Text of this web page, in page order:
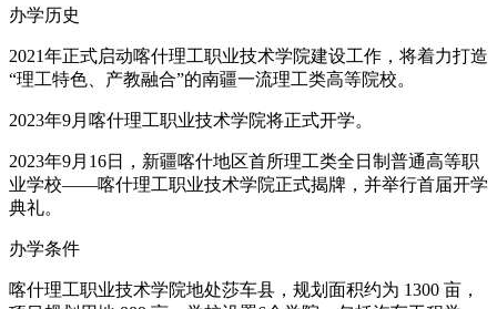
办学历史
2021年正式启动喀什理工职业技术学院建设工作，将着力打造
“理工特色、产教融合”的南疆一流理工类高等院校。
2023年9月喀什理工职业技术学院将正式开学。
2023年9月16日，新疆喀什地区首所理工类全日制普通高等职
业学校——喀什理工职业技术学院正式揭牌，并举行首届开学
典礼。
办学条件
喀什理工职业技术学院地处莎车县，规划面积约为 1300 亩，